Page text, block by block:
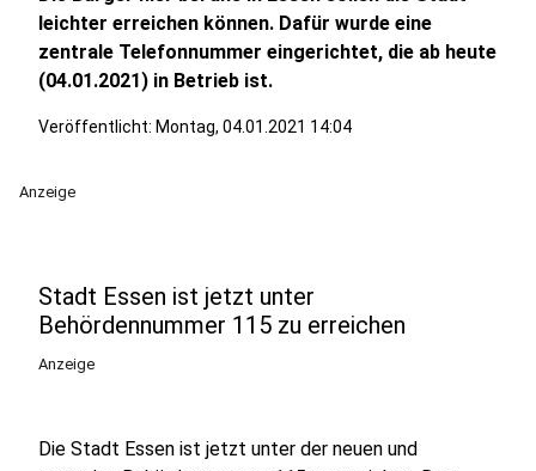
leichter erreichen können. Dafür wurde eine
zentrale Telefonnummer eingerichtet, die ab heute
(04.01.2021) in Betrieb ist.
Veröffentlicht: Montag, 04.01.2021 14:04
Anzeige
Stadt Essen ist jetzt unter
Behördennummer 115 zu erreichen
Anzeige
Die Stadt Essen ist jetzt unter der neuen und